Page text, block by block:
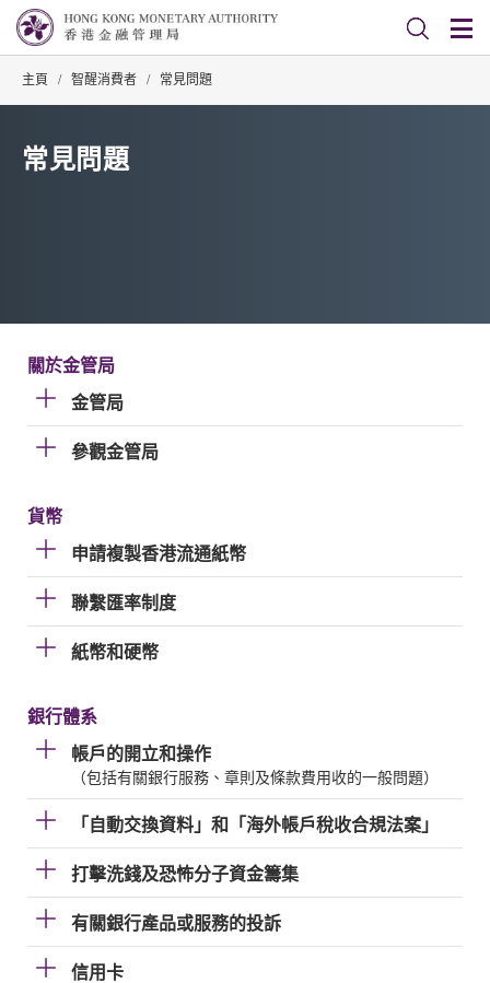
主頁 / 智醒消費者 / 常見問題
常見問題
關於金管局
金管局
參觀金管局
貨幣
申請複製香港流通紙幣
聯繫匯率制度
紙幣和硬幣
銀行體系
帳戶的開立和操作
（包括有關銀行服務、章則及條款費用收的一般問題）
「自動交換資料」和「海外帳戶稅收合規法案」
打擊洗錢及恐怖分子資金籌集
有關銀行產品或服務的投訴
信用卡